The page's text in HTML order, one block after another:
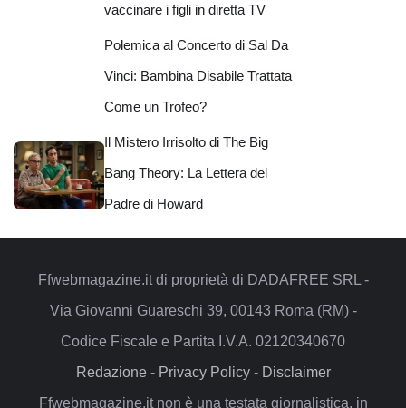
vaccinare i figli in diretta TV
Polemica al Concerto di Sal Da
Vinci: Bambina Disabile Trattata
Come un Trofeo?
Il Mistero Irrisolto di The Big
Bang Theory: La Lettera del
Padre di Howard
Ffwebmagazine.it di proprietà di DADAFREE SRL -
Via Giovanni Guareschi 39, 00143 Roma (RM) -
Codice Fiscale e Partita I.V.A. 02120340670
Redazione- Privacy Policy- Disclaimer
Ffwebmagazine.it non è una testata giornalistica, in